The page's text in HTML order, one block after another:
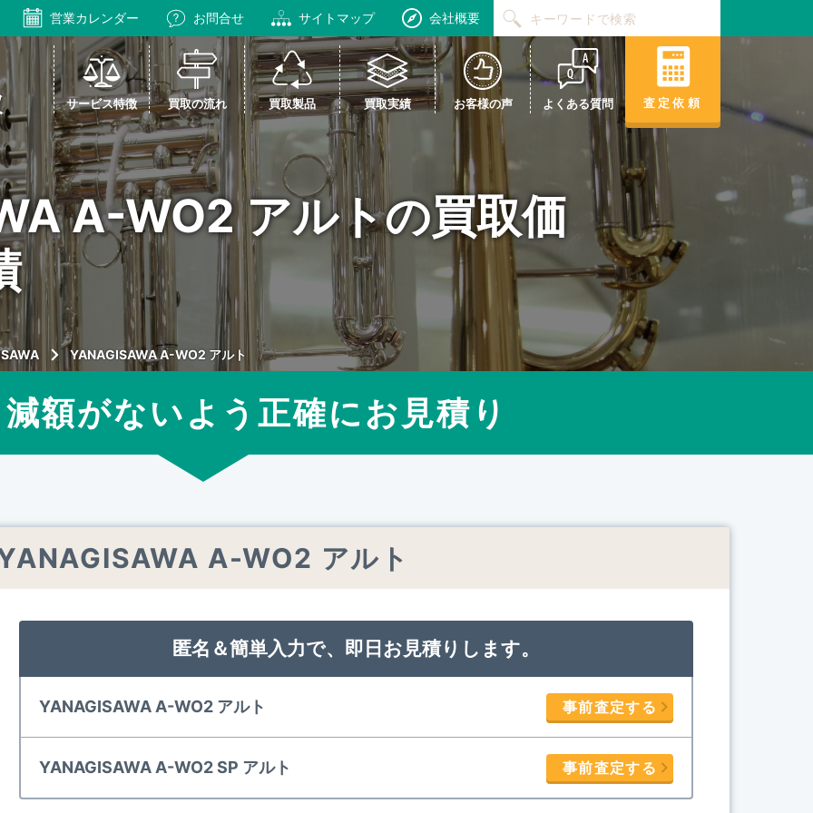
営業カレンダー お問合せ サイトマップ 会社概要
サービス特徴 買取の流れ 買取製品 買取実績 お客様の声 よくある質問 査定依頼
A-WO2 アルトの買取価
YANAGISAWA A-WO2 アルト
額がないよう正確にお見積り
A-WO2 アルト
匿名＆簡単入力で、即日お見積りします。
YANAGISAWA A-WO2 アルト 事前査定する
YANAGISAWA A-WO2 SP アルト 事前査定する